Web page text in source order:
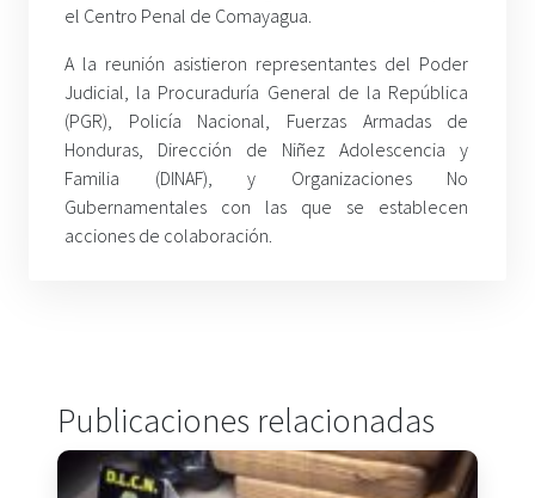
el Centro Penal de Comayagua.
A la reunión asistieron representantes del Poder
Judicial, la Procuraduría General de la República
(PGR), Policía Nacional, Fuerzas Armadas de
Honduras, Dirección de Niñez Adolescencia y
Familia (DINAF), y Organizaciones No
Gubernamentales con las que se establecen
acciones de colaboración.
Publicaciones relacionadas